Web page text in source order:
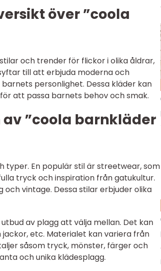
över ”coola
och trender för flickor i olika åldrar,
till att erbjuda moderna och
personlighet. Dessa kläder kan
att passa barnets behov och smak.
”coola barnkläder
typer. En populär stil är streetwear, som
tryck och inspiration från gatukultur.
vintage. Dessa stilar erbjuder olika
av plagg att välja mellan. Det kan
etc. Materialet kan variera från
såsom tryck, mönster, färger och
och unika klädesplagg.